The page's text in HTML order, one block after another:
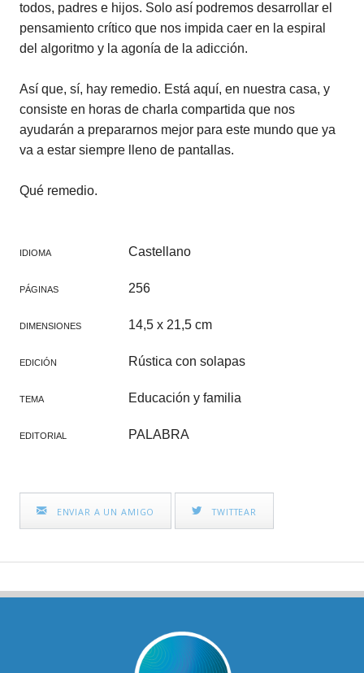
todos, padres e hijos. Solo así podremos desarrollar el
pensamiento crítico que nos impida caer en la espiral
del algoritmo y la agonía de la adicción.
Así que, sí, hay remedio. Está aquí, en nuestra casa, y
consiste en horas de charla compartida que nos
ayudarán a prepararnos mejor para este mundo que ya
va a estar siempre lleno de pantallas.
Qué remedio.
IDIOMA Castellano
PÁGINAS 256
DIMENSIONES 14,5 x 21,5 cm
EDICIÓN Rústica con solapas
TEMA Educación y familia
EDITORIAL PALABRA
ENVIAR A UN AMIGO TWITTEAR